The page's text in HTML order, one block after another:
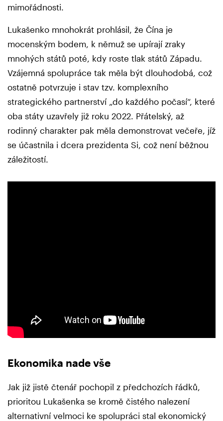
mimořádnosti.
Lukašenko mnohokrát prohlásil, že Čína je
mocenským bodem, k němuž se upírají zraky
mnohých států poté, kdy roste tlak států Západu.
Vzájemná spolupráce tak měla být dlouhodobá, což
ostatně potvrzuje i stav tzv. komplexního
strategického partnerství „do každého počasí“, které
oba státy uzavřely již roku 2022. Přátelský, až
rodinný charakter pak měla demonstrovat večeře, jíž
se účastnila i dcera prezidenta Si, což není běžnou
záležitostí.
Ekonomika nade vše
Jak již jistě čtenář pochopil z předchozích řádků,
prioritou Lukašenka se kromě čistého nalezení
alternativní velmoci ke spolupráci stal ekonomický